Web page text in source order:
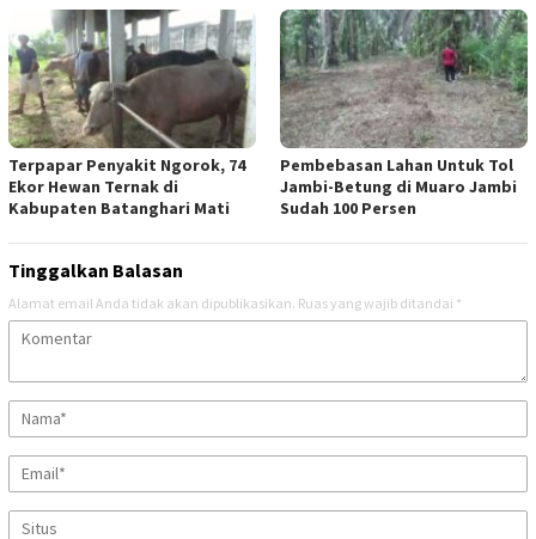
Terpapar Penyakit Ngorok, 74
Ekor Hewan Ternak di
Kabupaten Batanghari Mati
Pembebasan Lahan Untuk Tol
Jambi-Betung di Muaro Jambi
Sudah 100 Persen
Tinggalkan Balasan
Alamat email Anda tidak akan dipublikasikan. Ruas yang wajib ditandai *